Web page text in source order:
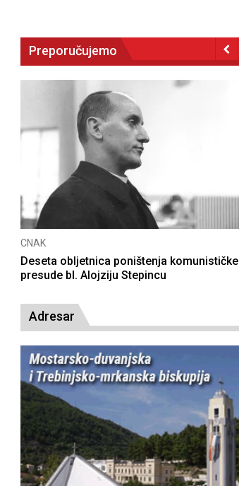
Preporučujemo
CNAK
Deseta obljetnica poništenja komunističke
presude bl. Alojziju Stepincu
Adresar